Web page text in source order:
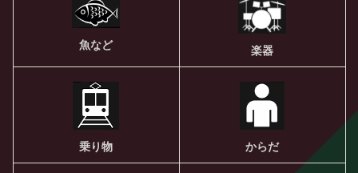
魚など 楽器
乗り物 からだ